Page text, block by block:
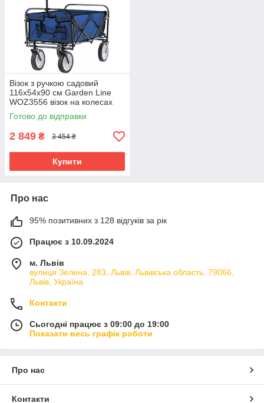
Візок з ручкою садовий
116x54x90 см Garden Line
WOZ3556 візок на колесах
для саду візок легкий
Готово до відправки
2 849 ₴ 3 454 ₴
Купити
Про нас
95% позитивних з 128 відгуків за рік
Працює з 10.09.2024
м. Львів
вулиця Зелена, 283, Львів, Львівська область, 79066,
Львів, Україна
Контакти
Сьогодні працює з 09:00 до 19:00
Показати весь графік роботи
Про нас
Контакти